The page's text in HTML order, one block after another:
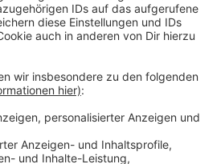
benötigen Ihre